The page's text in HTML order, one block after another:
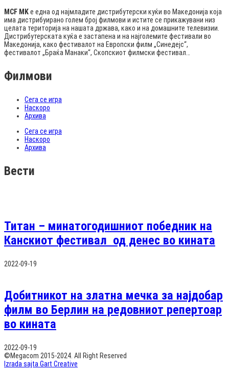
MCF MKе една од најмладите дистрибутерски куќи во Македонија која
има дистрибуирано голем број филмови и истите се прикажувани низ
целата територија на нашата држава, како и на домашните телевизии.
Дистрибутерската куќа е застапена и на најголемите фестивали во
Македонија, како фестивалот на Европски филм „Синедејс“,
фестивалот „Браќа Манаки“, Скопскиот филмски фестивал…
Филмови
Сега се игра
Наскоро
Архива
Сега се игра
Наскоро
Архива
Вести
Титан – минатогодишниот победник на
Канскиот фестивал од денес во кината
2022-09-19
Добитникот на златна мечка за најдобар
филм во Берлин на редовниот репертоар
во кината
2022-09-19
©Megacom 2015-2024. All Right Reserved
Izrada sajta Gart Creative